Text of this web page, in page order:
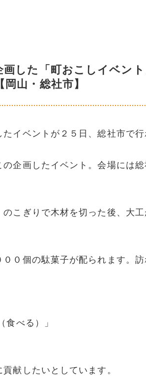
した「町おこしイベン
岡山・総社市】
イベントが２５日、総社市で行
企画したイベント。会場には
こぎりで木材を切った後、大
０個の駄菓子が配られます。
食べる）」
献したいとしています。